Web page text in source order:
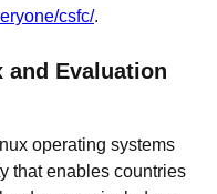
csfc/.
and Evaluation
operating systems
that enables countries